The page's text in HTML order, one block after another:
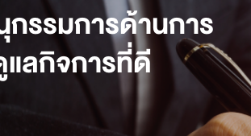
รรมการด้านการ
ลกิจการที่ดี